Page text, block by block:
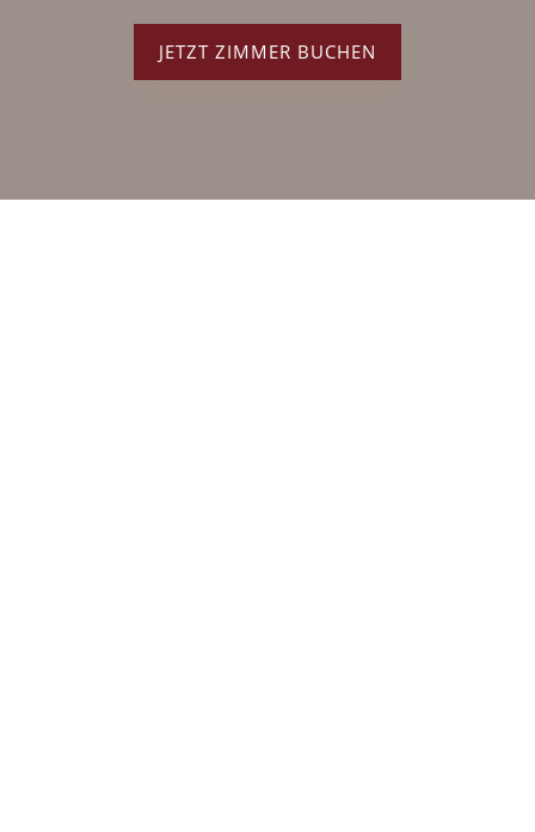
JETZT ZIMMER BUCHEN